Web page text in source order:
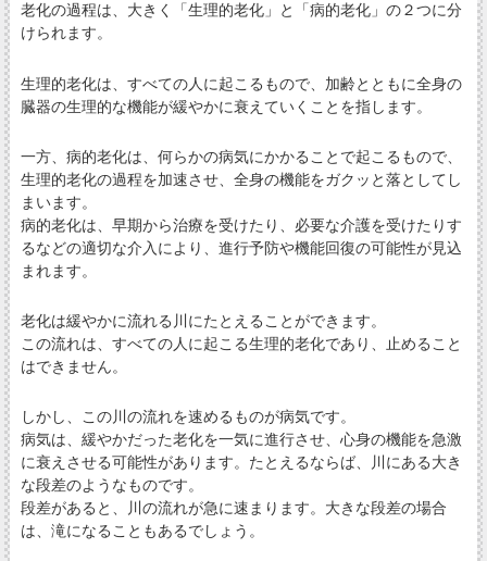
老化の過程は、大きく「生理的老化」と「病的老化」の２つに分
けられます。
生理的老化は、すべての人に起こるもので、加齢とともに全身の
臓器の生理的な機能が緩やかに衰えていくことを指します。
一方、病的老化は、何らかの病気にかかることで起こるもので、
生理的老化の過程を加速させ、全身の機能をガクッと落としてし
まいます。
病的老化は、早期から治療を受けたり、必要な介護を受けたりす
るなどの適切な介入により、進行予防や機能回復の可能性が見込
まれます。
老化は緩やかに流れる川にたとえることができます。
この流れは、すべての人に起こる生理的老化であり、止めること
はできません。
しかし、この川の流れを速めるものが病気です。
病気は、緩やかだった老化を一気に進行させ、心身の機能を急激
に衰えさせる可能性があります。たとえるならば、川にある大き
な段差のようなものです。
段差があると、川の流れが急に速まります。大きな段差の場合
は、滝になることもあるでしょう。